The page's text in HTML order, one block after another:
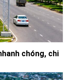
chóng, chi